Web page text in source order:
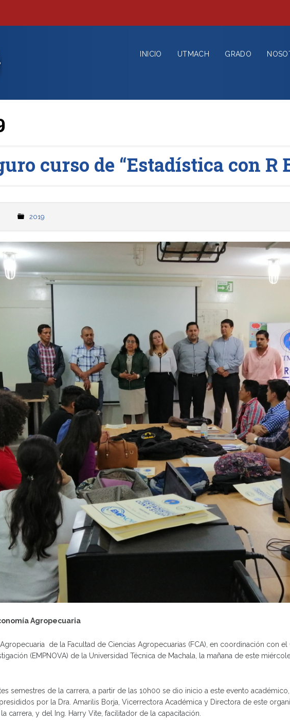
INICIO UTMACH GRADO
curso de “Estadística con R
2019
Agropecuaria
de la Facultad de Ciencias Agropecuarias (FCA), en coordinación con
(EMPNOVA) de la Universidad Técnica de Machala, la mañana de este
semestres de la carrera, a partir de las 10h00 se dio inicio a este evento
por la Dra. Amarilis Borja, Vicerrectora Académica y Directora de este
carrera, y del Ing. Harry Vite, facilitador de la capacitación.